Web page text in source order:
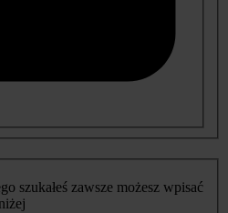
szukałeś zawsze możesz wpisać